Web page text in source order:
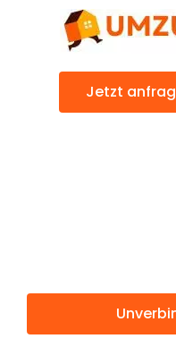
Jetzt